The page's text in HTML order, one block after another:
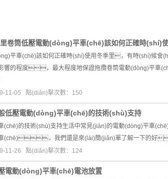
卷筒低壓電動(dòng)平車(chē)該如何正確時(shí)
平車(chē)該如何正確時(shí)使用冬季里，有時(shí)
響的程度，最大程度地保證拖攬卷筒電動(dòng)平
11-05 點(diǎn)擊次數：150
低壓電動(dòng)平車(chē)的技術(shù)支持
(chē)的技術(shù)支持生活中常見(jiàn)的電動(dòng)平
(chē)，我們還是來(lái)簡(jiǎn)單了解一下的好
11-26 點(diǎn)擊次數：124
電動(dòng)平車(chē)電池放置